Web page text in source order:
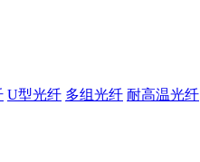
U型光纤 多组光纤 耐高温光纤